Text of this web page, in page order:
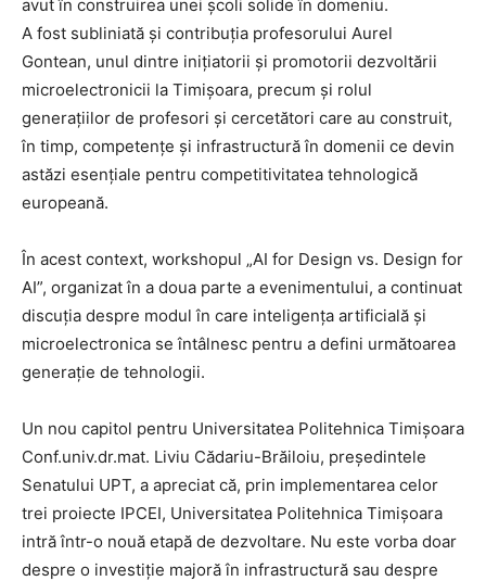
avut în construirea unei școli solide în domeniu.
A fost subliniată și contribuția profesorului Aurel
Gontean, unul dintre inițiatorii și promotorii dezvoltării
microelectronicii la Timișoara, precum și rolul
generațiilor de profesori și cercetători care au construit,
în timp, competențe și infrastructură în domenii ce devin
astăzi esențiale pentru competitivitatea tehnologică
europeană.
În acest context, workshopul „AI for Design vs. Design for
AI”, organizat în a doua parte a evenimentului, a continuat
discuția despre modul în care inteligența artificială și
microelectronica se întâlnesc pentru a defini următoarea
generație de tehnologii.
Un nou capitol pentru Universitatea Politehnica Timișoara
Conf.univ.dr.mat. Liviu Cădariu-Brăiloiu, președintele
Senatului UPT, a apreciat că, prin implementarea celor
trei proiecte IPCEI, Universitatea Politehnica Timișoara
intră într-o nouă etapă de dezvoltare. Nu este vorba doar
despre o investiție majoră în infrastructură sau despre